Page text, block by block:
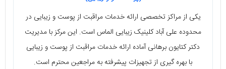
یکی از مراکز تخصصی ارائه خدمات مراقبت از پوست و زیبایی در
محدوده علی آباد کلینیک زیبایی الماس است. این مرکز با مدیریت
دکتر کتایون برهانی آماده ارائه خدمات مراقبت از پوست و زیبایی
با بهره گیری از تجهیزات پیشرفته به مراجعین محترم است.